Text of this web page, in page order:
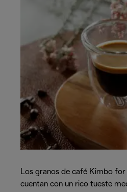
Los granos de café Kimbo
cuentan con un rico tueste